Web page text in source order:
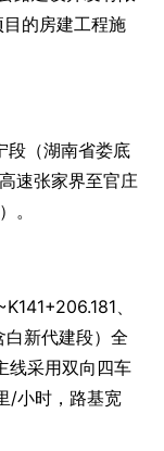
的房建工程施
段（湖南省娄底
速张家界至官庄
。
、
新代建段）全
线采用双向四车
/小时，路基宽